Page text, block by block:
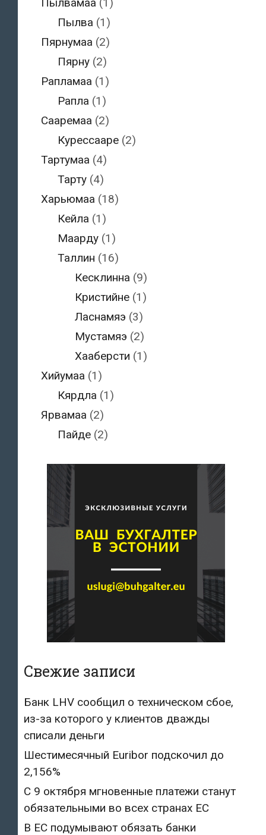
Пылва (1)
Пярнумаа (2)
Пярну (2)
Рапламаа (1)
Рапла (1)
Сааремаа (2)
Курессааре (2)
Тартумаа (4)
Тарту (4)
Харьюмаа (18)
Кейла (1)
Маарду (1)
Таллин (16)
Кесклинна (9)
Кристийне(1)
Ласнамяэ (3)
Мустамяэ (2)
Хааберсти (1)
Хийумаа (1)
Кярдла (1)
Ярвамаа (2)
Пайде (2)
Свежие записи
Банк LHV сообщил о техническом сбое,
из-за которого у клиентов дважды
списали деньги
Шестимесячный Euribor подскочил до
2,156%
С 9 октября мгновенные платежи станут
обязательными во всех странах ЕС
В ЕС подумывают обязать банки